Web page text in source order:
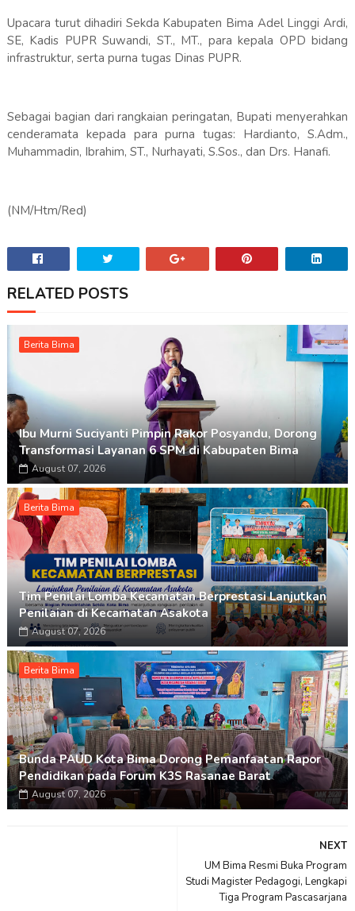
Upacara turut dihadiri Sekda Kabupaten Bima Adel Linggi Ardi,
SE, Kadis PUPR Suwandi, ST., MT., para kepala OPD bidang
infrastruktur, serta purna tugas Dinas PUPR.
Sebagai bagian dari rangkaian peringatan, Bupati menyerahkan
cenderamata kepada para purna tugas: Hardianto, S.Adm.,
Muhammadin, Ibrahim, ST., Nurhayati, S.Sos., dan Drs. Hanafi.
(NM/Htm/Red)
RELATED POSTS
Berita Bima
Ibu Murni Suciyanti Pimpin Rakor Posyandu, Dorong
Transformasi Layanan 6 SPM di Kabupaten Bima
August 07, 2026
Berita Bima
Tim Penilai Lomba Kecamatan Berprestasi Lanjutkan
Penilaian di Kecamatan Asakota
August 07, 2026
Berita Bima
Bunda PAUD Kota Bima Dorong Pemanfaatan Rapor
Pendidikan pada Forum K3S Rasanae Barat
August 07, 2026
NEXT
UM Bima Resmi Buka Program
Studi Magister Pedagogi, Lengkapi
Tiga Program Pascasarjana